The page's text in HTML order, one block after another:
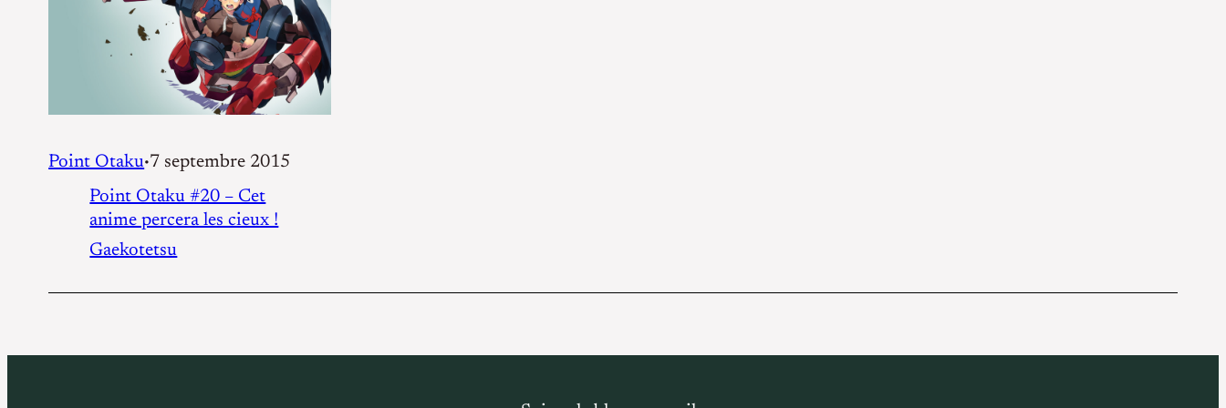
Point Otaku•7 septembre 2015
Point Otaku #20 – Cet
anime percera les cieux !
Gaekotetsu